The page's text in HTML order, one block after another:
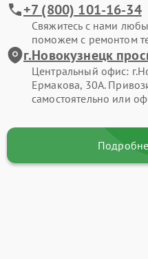
+7 (800) 101-16-34
Свяжитесь с нами
поможем с ремонтом
г.Новокузнецк
Центральный офис:
Ермакова, 30А.
самостоятельно или